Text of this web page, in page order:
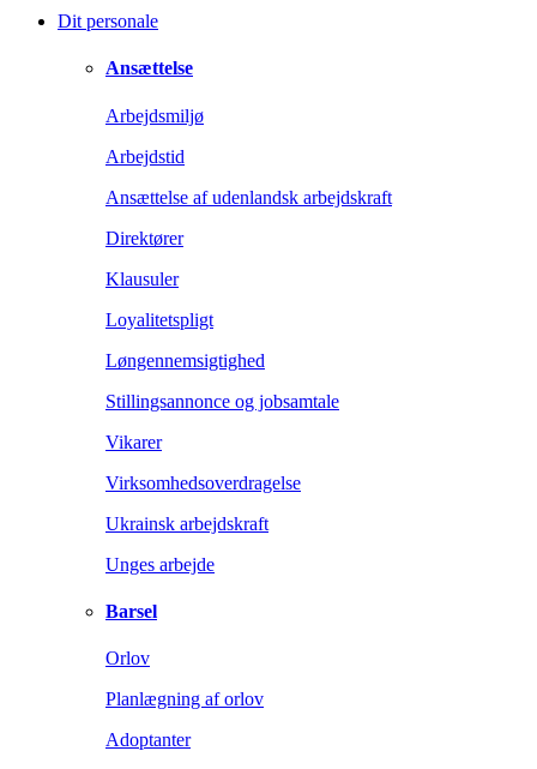
Dit personale
Ansættelse
Arbejdsmiljø
Arbejdstid
Ansættelse af udenlandsk arbejdskraft
Direktører
Klausuler
Loyalitetspligt
Løngennemsigtighed
Stillingsannonce og jobsamtale
Vikarer
Virksomhedsoverdragelse
Ukrainsk arbejdskraft
Unges arbejde
Barsel
Orlov
Planlægning af orlov
Adoptanter